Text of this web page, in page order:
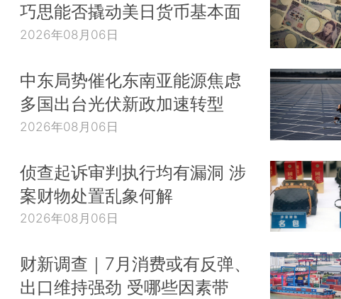
巧思能否撬动美日货币基本面
2026年08月06日
中东局势催化东南亚能源焦虑
多国出台光伏新政加速转型
2026年08月06日
侦查起诉审判执行均有漏洞 涉
案财物处置乱象何解
2026年08月06日
财新调查｜7月消费或有反弹、
出口维持强劲 受哪些因素带